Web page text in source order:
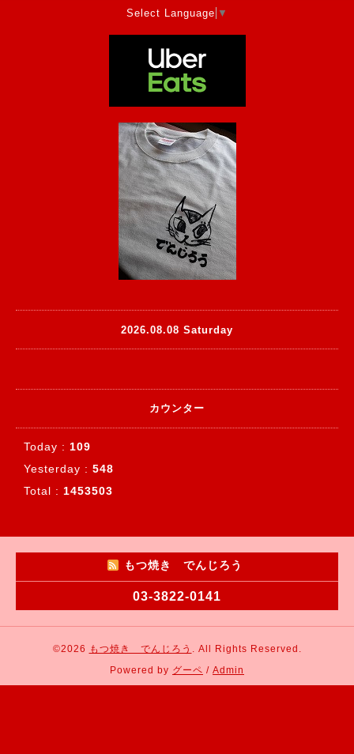
Select Language ▼
2026.08.08 Saturday
カウンター
Today : 109
Yesterday : 548
Total : 1453503
もつ焼き でんじろう
03-3822-0141
©2026 もつ焼き でんじろう . All Rights Reserved.
Powered by グーペ / Admin